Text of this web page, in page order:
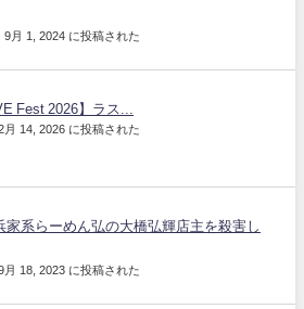
9月 1, 2024 に投稿された
Fest 2026】ラス...
月 14, 2026 に投稿された
家系らーめん弘の大橋弘輝店主を殺害し
月 18, 2023 に投稿された